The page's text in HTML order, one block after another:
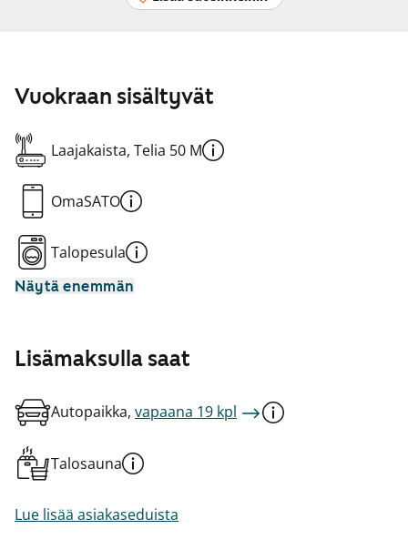
Vuokraan sisältyvät
Laajakaista, Telia 50 M
OmaSATO
Talopesula
Näytä enemmän
Lisämaksulla saat
Autopaikka, vapaana 19 kpl
Talosauna
Lue lisää asiakaseduista